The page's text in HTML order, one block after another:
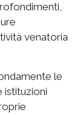
venatoria
le
istituzioni